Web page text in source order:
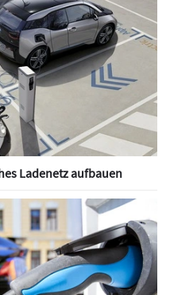
Ladenetz aufbauen